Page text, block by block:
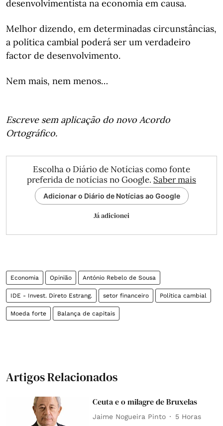
desenvolvimentista na economia em causa.
Melhor dizendo, em determinadas circunstâncias,
a política cambial poderá ser um verdadeiro
factor de desenvolvimento.
Nem mais, nem menos…
Escreve sem aplicação do novo Acordo
Ortográfico.
Escolha o Diário de Notícias como fonte
preferida de notícias no Google. Saber mais
Adicionar o Diário de Notícias ao Google
Já adicionei
Economia Opinião António Rebelo de Sousa
IDE - Invest. Direto Estrang. setor financeiro Política cambial
Moeda forte Balança de capitais
Artigos Relacionados
Ceuta e o milagre de Bruxelas
Jaime Nogueira Pinto 5 Horas